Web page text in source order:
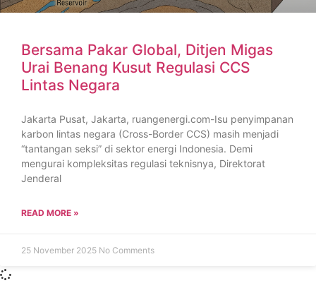
Bersama Pakar Global, Ditjen Migas
Urai Benang Kusut Regulasi CCS
Lintas Negara
Jakarta Pusat, Jakarta, ruangenergi.com-Isu penyimpanan
karbon lintas negara (Cross-Border CCS) masih menjadi
“tantangan seksi” di sektor energi Indonesia. Demi
mengurai kompleksitas regulasi teknisnya, Direktorat
Jenderal
READ MORE »
25 November 2025 No Comments